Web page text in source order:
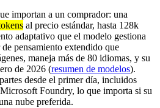
importan a un comprador: una
al precio estándar, hasta 128k
adaptativo que el modelo gestiona
pensamiento extendido que
maneja más de 80 idiomas, y su
de 2026 (resumen de modelos).
desde el primer día, incluidos
Foundry, lo que importa si su
nube preferida.